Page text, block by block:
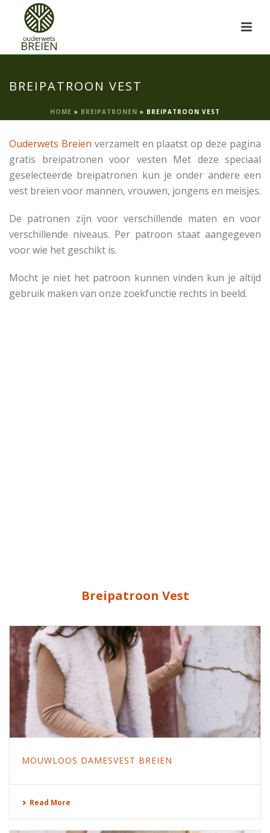
BREIPATROON VEST
HOME » BREIPATRONEN » BREIPATROON VEST
Ouderwets Breien verzamelt en plaatst op deze pagina
gratis breipatronen voor vesten Met deze speciaal
geselecteerde breipatronen kun je onder andere een
vest breien voor mannen, vrouwen, jongens en meisjes.
De patronen zijn voor verschillende maten en voor
verschillende niveaus. Per patroon staat aangegeven
voor wie het geschikt is.
Mocht je niet het patroon kunnen vinden kun je altijd
gebruik maken van onze zoekfunctie rechts in beeld.
Breipatroon Vest
MOUWLOOS DAMESVEST BREIEN
Read More